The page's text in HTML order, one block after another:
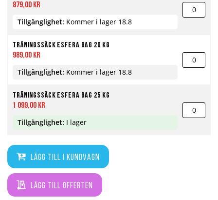
879,00 kr
Tillgänglighet: Kommer i lager 18.8
Träningssäck Esfera Bag 20 kg
989,00 kr
Tillgänglighet: Kommer i lager 18.8
Träningssäck Esfera Bag 25 kg
1 099,00 kr
Tillgänglighet: I lager
Lägg till i kundvagn
Lägg till offerten